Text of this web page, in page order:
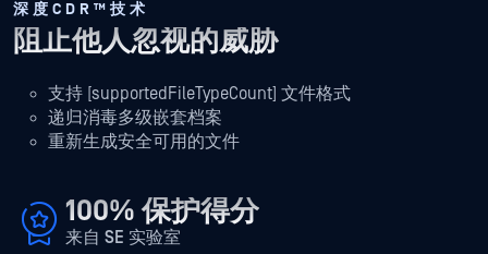
深度CDR™技术
阻止他人忽视的威胁
支持 [supportedFileTypeCount] 文件格式
递归消毒多级嵌套档案
重新生成安全可用的文件
100% 保护得分
来自 SE 实验室